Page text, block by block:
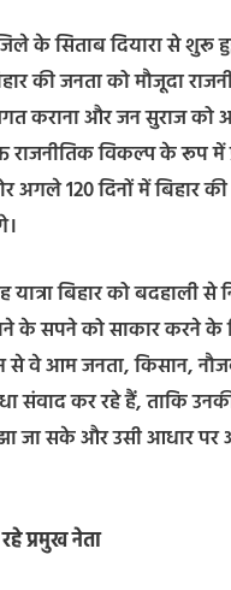
के सिताब दियारा से शुरू
की जनता को मौजूदा
कराना और जन सुराज को
विकल्प के रूप में
अगले 120 दिनों में बिहार
यात्रा बिहार को बदहाली
के सपने को साकार करने
से वे आम जनता, किसान,
संवाद कर रहे हैं, ताकि
जा सके और उसी आधार पर
प्रमुख नेता